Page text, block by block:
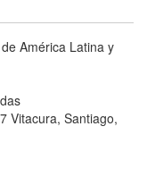
América Latina y
Vitacura, Santiago,